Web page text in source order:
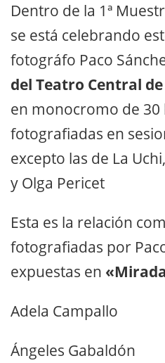
Dentro de la 1ª
se está celebrando
fotográfo Paco
del Teatro Central
en monocromo de 30
fotografiadas en
excepto las de La
y Olga Pericet
Esta es la relación
fotografiadas por
expuestas en
Adela Campallo
Ángeles Gabaldón